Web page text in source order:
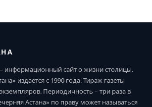
информационный сайт о жизни столицы.
издается с 1990 года. Тираж газеты
Периодичность – три раза в
Астана» по праву может называться